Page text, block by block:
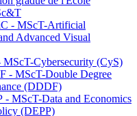
- MScT-Artificial
Advanced Visual
Cybersecurity (CyS)
- MScT-Double Degree
(DDDF)
- MScT-Data and Economics
(DEPP)